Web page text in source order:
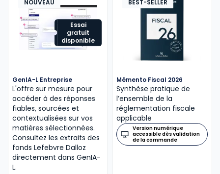
Essai
gratuit
disponible
NOUVEAU
GenIA-L Entreprise
L'offre sur mesure pour
accéder à des réponses
fiables, sourcées et
contextualisées sur vos
matières sélectionnées.
Consultez les extraits des
fonds Lefebvre Dalloz
directement dans GenIA-
L.
BEST-SELLER
Mémento Fiscal 2026
Synthèse pratique de
l’ensemble de la
réglementation fiscale
applicable
Version numérique
accessible dès validation
de la commande